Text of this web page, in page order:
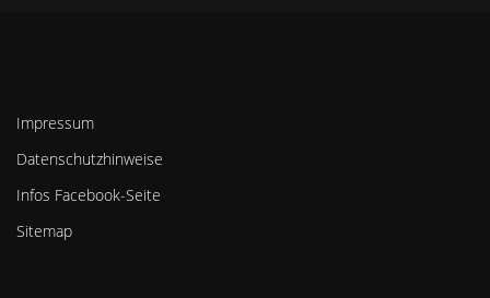
Impressum
Datenschutzhinweise
Infos Facebook-Seite
Sitemap